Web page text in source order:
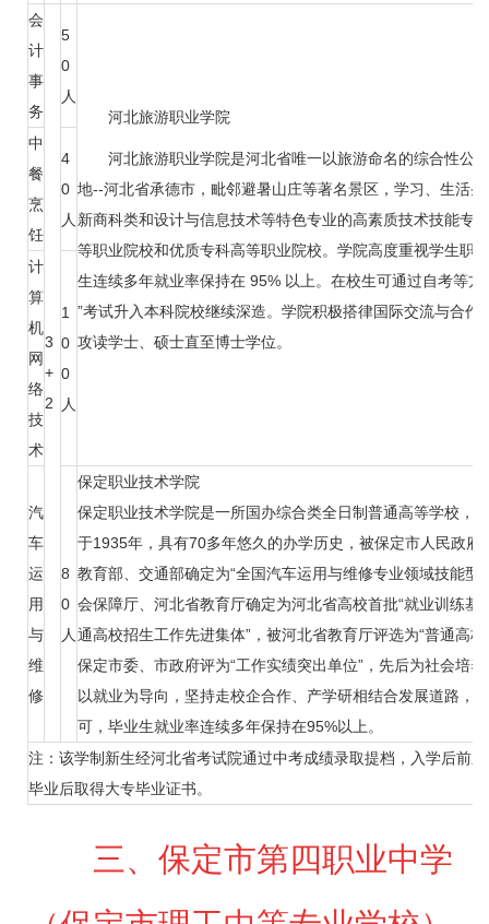
会
计
事
务
3
+
2
5
0
人
河北旅游职业学院
河北旅游职业学院是河北省唯一以旅游命名的综合性公
地--河北省承德市，毗邻避暑山庄等著名景区，学习、生活
新商科类和设计与信息技术等特色专业的高素质技术技能专
等职业院校和优质专科高等职业院校。学院高度重视学生职
生连续多年就业率保持在 95% 以上。在校生可通过自考等
”考试升入本科院校继续深造。学院积极搭律国际交流与合
攻读学士、硕士直至博士学位。
中
餐
烹
饪
4
0
人
计
算
机
网
络
技
术
1
0
0
人
汽
车
运
用
与
维
修
8
0
人
保定职业技术学院
保定职业技术学院是一所国办综合类全日制普通高等学校，
于1935年，具有70多年悠久的办学历史，被保定市人民政府
教育部、交通部确定为“全国汽车运用与维修专业领域技能
会保障厅、河北省教育厅确定为河北省高校首批“就业训练基
通高校招生工作先进集体”，被河北省教育厅评选为“普通高
保定市委、市政府评为“工作实绩突出单位”，先后为社会培
以就业为导向，坚持走校企合作、产学研相结合发展道路，
可，毕业生就业率连续多年保持在95%以上。
注：该学制新生经河北省考试院通过中考成绩录取提档，入学后前
毕业后取得大专毕业证书。
三、保定市第四职业中学